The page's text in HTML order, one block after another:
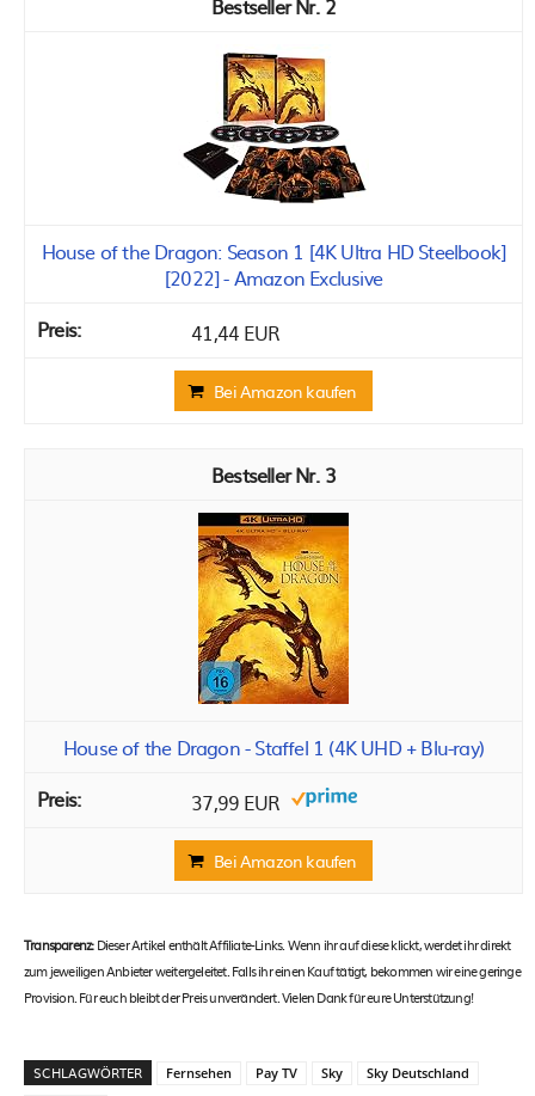
2
House of the Dragon: Season 1 [4K Ultra HD Steelbook]
[2022] - Amazon Exclusive
41,44 EUR
Bei Amazon kaufen
3
House of the Dragon - Staffel 1 (4K UHD + Blu-ray)
37,99 EUR
Bei Amazon kaufen
Transparenz:Dieser Artikel enthält Affiliate-Links. Wenn ihr auf diese klickt, werdet ihr direkt
zum jeweiligen Anbieter weitergeleitet. Falls ihr einen Kauf tätigt, bekommen wir eine geringe
Provision. Für euch bleibt der Preis unverändert. Vielen Dank für eure Unterstützung!
SCHLAGWÖRTER Fernsehen Pay TV Sky
Sky Deutschland